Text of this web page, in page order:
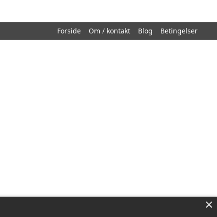
Forside Om / kontakt Blog Betingelser
×